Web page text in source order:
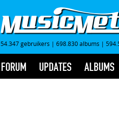
54.347 gebruikers | 698.830 albums |
FORUM UPDATES ALBUMS